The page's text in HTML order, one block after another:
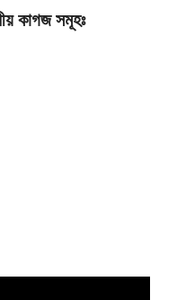
কাগজ সমূহঃ